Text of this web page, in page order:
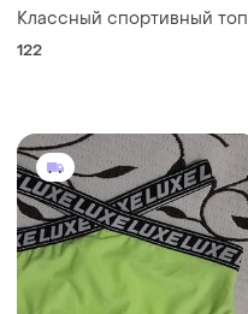
Классный спортивный топ
122